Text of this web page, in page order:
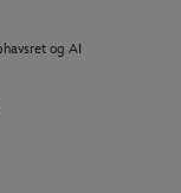
og AI